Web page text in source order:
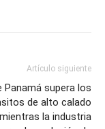
Artículo siguiente
Panamá supera los
de alto calado
la industria